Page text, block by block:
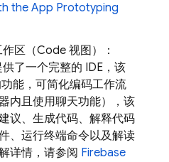
the App Prototyping
作区（Code 视图）：
供了一个完整的 IDE，该
能，可简化编码工作流
内且使用聊天功能），该
议、生成代码、解释代码
、运行终端命令以及解读
详情，请参阅 Firebase